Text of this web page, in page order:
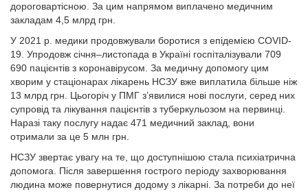
дороговартісною. За цим напрямом виплачено медичним
закладам 4,5 млрд грн.
У 2021 р. медики продовжували боротися з епідемією COVID-
19. Упродовж січня–листопада в Україні госпіталізували 709
690 пацієнтів з коронавірусом. За медичну допомогу цим
хворим у стаціонарах лікарень НСЗУ вже виплатила більше ніж
13 млрд грн. Цьогоріч у ПМГ з’явилися нові послуги, серед них
супровід та лікування пацієнтів з туберкульозом на первинці.
Наразі таку послугу надає 471 медичний заклад, вони
отримали за це 5 млн грн.
НСЗУ звертає увагу на те, що доступнішою стала психіатрична
допомога. Після завершення гострого періоду захворювання
людина може повернутися додому з лікарні. За потреби до неї